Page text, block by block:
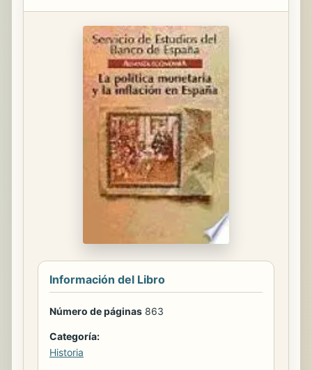
Información del Libro
Número de páginas 863
Categoría:
Historia